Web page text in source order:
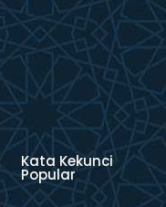
Kata Kekunci
Popular